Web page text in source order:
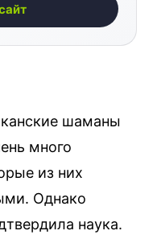
шаманы
много
из них
Однако
наука.